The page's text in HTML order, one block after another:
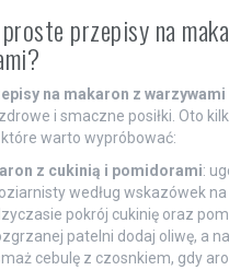
przepisy na
na makaron z warzywami
i smaczne posiłki. Oto
warto wypróbować:
z cukinią i pomidorami:
według wskazówek
pokrój cukinię oraz
patelni dodaj oliwę, a
cebulę z czosnkiem, gdy